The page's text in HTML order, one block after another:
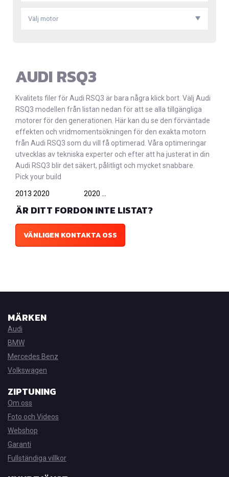
Välj motor
AUDI RSQ3
Kvalitets filer för Audi RSQ3 är bara några klick bort. Välj Audi
RSQ3 modellen från listan nedan för att se alla tillgängliga
motorer för den generationen. Här kan du se den förväntade
effekten och vridmomentsökningen för den exakta motorn
från Audi RSQ3 som du vill få optimerad. Våra optimeringar
utvecklas av tekniska experter och efter att ha justerat in din
Audi RSQ3 blir det säkert, pålitligt och mycket snabbare.
Pick your build
2013 2020 2020 ...
ÄR DITT FORDON INTE LISTAT?
VÄNLIGEN KONTAKTA OSS
MÄRKEN
Audi
BMW
Mercedes Benz
Volkswagen
ZIPTUNING
Om oss
Foto och Videos
Webshop
Garanti
Fullständiga villkor